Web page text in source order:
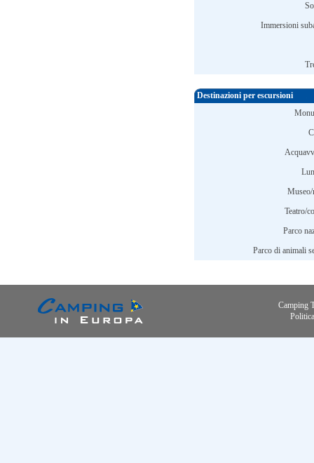
Immersioni
Destinazioni per escursioni
Museo/
Teatro/
Parco
Parco di animali
Camping